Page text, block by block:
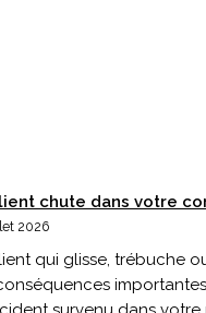
chute dans votre
2026
qui glisse, trébuche